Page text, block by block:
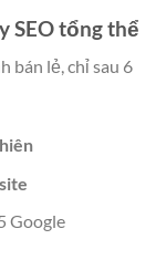
SEO tổng thể
bán lẻ, chỉ sau 6
Google